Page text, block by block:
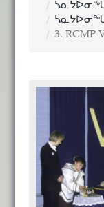
ᓴᓇᔭᐅᓂᖓ
ᓴᓇᔭᐅᓂᖓ
3. RCMP